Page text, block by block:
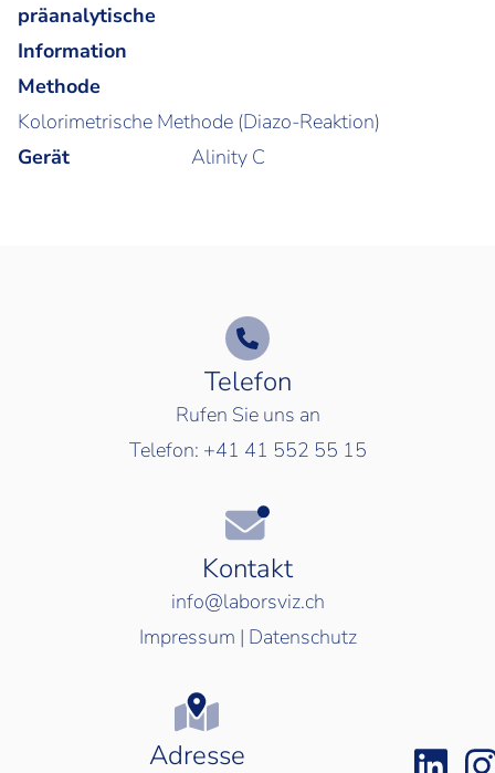
präanalytische
Information
Methode
Kolorimetrische Methode (Diazo-Reaktion)
Gerät
Alinity C
Telefon
Rufen Sie uns an
Telefon: +41 41 552 55 15
Kontakt
info@laborsviz.ch
Impressum | Datenschutz
Adresse